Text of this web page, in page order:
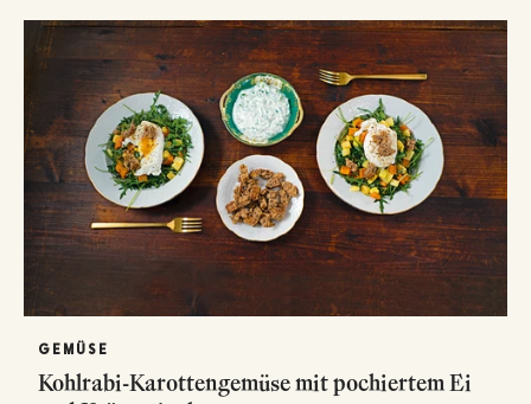
GEMÜSE
Kohlrabi-Karottengemüse mit pochiertem Ei